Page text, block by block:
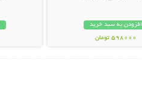
افزودن به سبد خرید
598000 تومان